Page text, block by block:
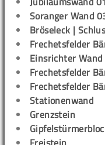
Soranger Wand
Bröseleck |
Frechetsfelder
Einsrichter Wand
Frechetsfelder
Frechetsfelder
Stationenwand
Grenzstein